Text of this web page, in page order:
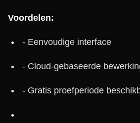
Voordelen:
- Eenvoudige interface
- Cloud-gebaseerde
- Gratis proefperiode